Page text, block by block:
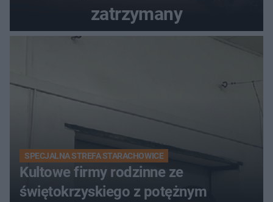
zatrzymany
SPECJALNA STREFA STARACHOWICE
Kultowe firmy rodzinne ze
świętokrzyskiego z potężnym